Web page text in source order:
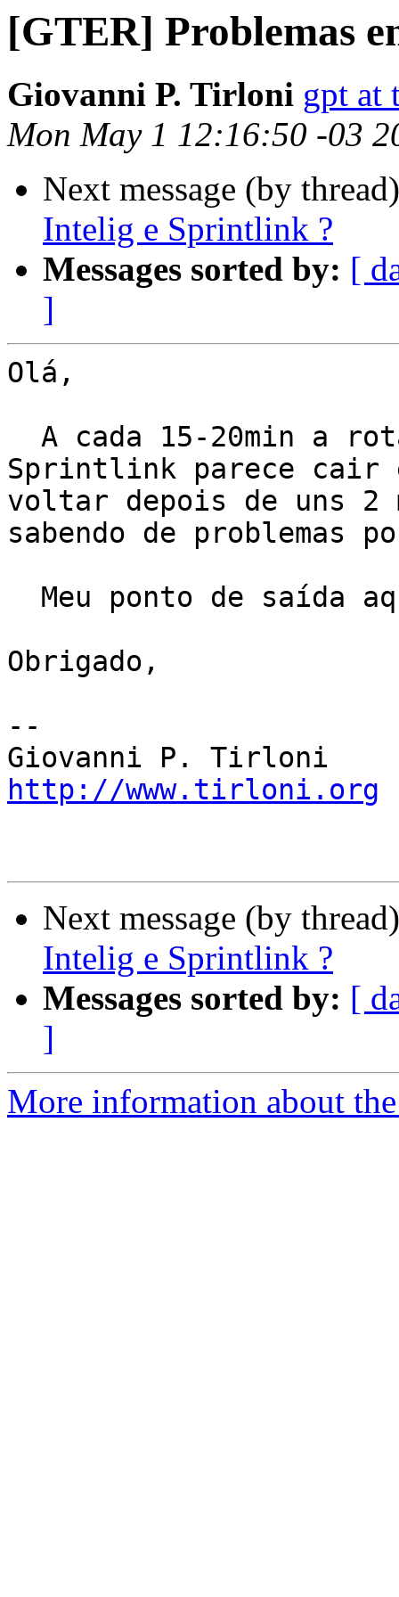
[GTER] Problemas
Giovanni P. Tirloni gpt at
Mon May 1 12:16:50 -03
Next message (by
Intelig e Sprintlink ?
Messages sorted by: [
]
Olá,
Sprintlink parece
voltar depois de uns 2
sabendo de problemas
Obrigado,
--
http://www.tirloni.org
Next message (by
Intelig e Sprintlink ?
Messages sorted by: [
]
More information about